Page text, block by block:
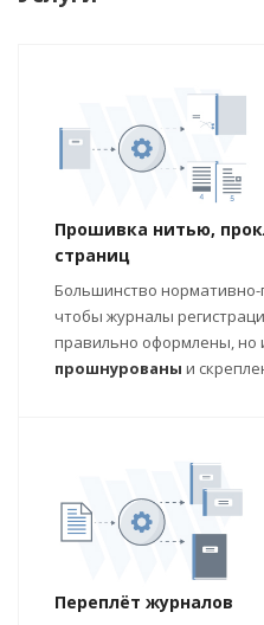
Прошивка нитью,
страниц
Большинство
чтобы журналы
правильно оформлены, но
прошнурованы и
Переплёт журналов